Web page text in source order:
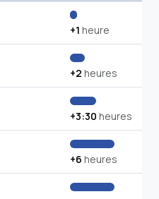
+1 heure
+2 heures
+3:30 heures
+6 heures